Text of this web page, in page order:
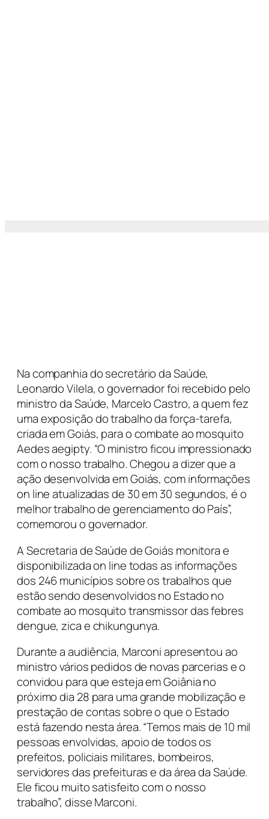
Na companhia do secretário da Saúde,
Leonardo Vilela, o governador foi recebido pelo
ministro da Saúde, Marcelo Castro, a quem fez
uma exposição do trabalho da força-tarefa,
criada em Goiás, para o combate ao mosquito
Aedes aegipty. “O ministro ficou impressionado
com o nosso trabalho. Chegou a dizer que a
ação desenvolvida em Goiás, com informações
on line atualizadas de 30 em 30 segundos, é o
melhor trabalho de gerenciamento do País”,
comemorou o governador.
A Secretaria de Saúde de Goiás monitora e
disponibilizada on line todas as informações
dos 246 municípios sobre os trabalhos que
estão sendo desenvolvidos no Estado no
combate ao mosquito transmissor das febres
dengue, zica e chikungunya.
Durante a audiência, Marconi apresentou ao
ministro vários pedidos de novas parcerias e o
convidou para que esteja em Goiânia no
próximo dia 28 para uma grande mobilização e
prestação de contas sobre o que o Estado
está fazendo nesta área. “Temos mais de 10 mil
pessoas envolvidas, apoio de todos os
prefeitos, policiais militares, bombeiros,
servidores das prefeituras e da área da Saúde.
Ele ficou muito satisfeito com o nosso
trabalho”, disse Marconi.